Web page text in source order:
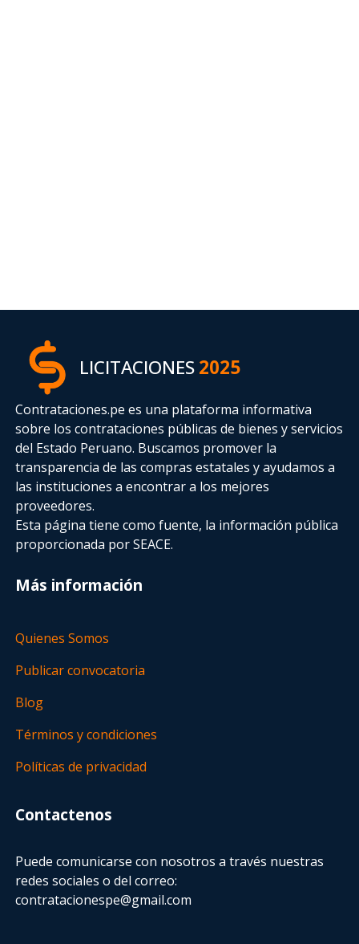
LICITACIONES2025
Contrataciones.pe es una plataforma informativa
sobre los contrataciones públicas de bienes y servicios
del Estado Peruano. Buscamos promover la
transparencia de las compras estatalesy ayudamos a
las instituciones a encontrar a los mejores
proveedores.
Esta página tiene como fuente, la información pública
proporcionada por SEACE.
Más información
Quienes Somos
Publicar convocatoria
Blog
Términos y condiciones
Políticas de privacidad
Contactenos
Puede comunicarse con nosotros a través nuestras
redes sociales o del correo:
contratacionespe@gmail.com